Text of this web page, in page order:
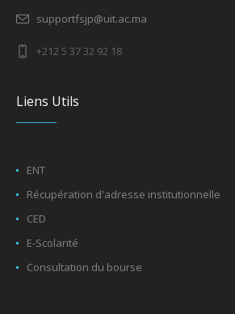
supportfsjp@uit.ac.ma
+212 5 37 32 92 18
Liens Utils
ENT
Récupération d'adresse institutionnelle
CED
E-Scolarité
Consultation du bourse